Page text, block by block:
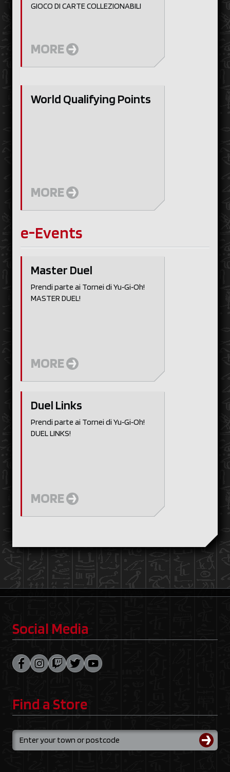
GIOCO DI CARTE COLLEZIONABILI
MORE
World Qualifying Points
MORE
e-Events
Master Duel
Prendi parte ai Tornei di Yu‑Gi‑Oh!
MASTER DUEL!
MORE
Duel Links
Prendi parte ai Tornei di Yu‑Gi‑Oh!
DUEL LINKS!
MORE
Social Media
Find a Store